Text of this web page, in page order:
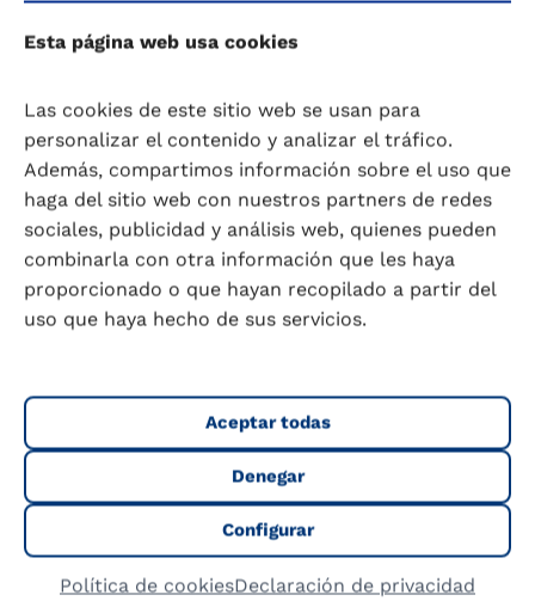
Esta página web usa cookies
Las cookies de este sitio web se usan para
personalizar el contenido y analizar el tráfico.
Además, compartimos información sobre el uso que
haga del sitio web con nuestros partners de redes
sociales, publicidad y análisis web, quienes pueden
combinarla con otra información que les haya
proporcionado o que hayan recopilado a partir del
uso que haya hecho de sus servicios.
Aceptar todas
Denegar
Configurar
Política de cookiesDeclaración de privacidad